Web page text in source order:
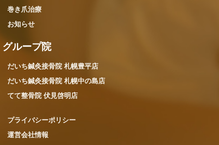
巻き爪治療
お知らせ
グループ院
だいち鍼灸接骨院 札幌豊平店
だいち鍼灸接骨院 札幌中の島店
てて整骨院 伏見啓明店
プライバシーポリシー
運営会社情報